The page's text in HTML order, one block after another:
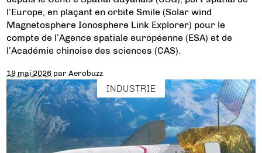
l’Europe, en plaçant en orbite Smile (Solar wind
Magnetosphere Ionosphere Link Explorer) pour le
compte de l’Agence spatiale européenne (ESA) et de
l’Académie chinoise des sciences (CAS).
19 mai 2026 parAerobuzz
INDUSTRIE